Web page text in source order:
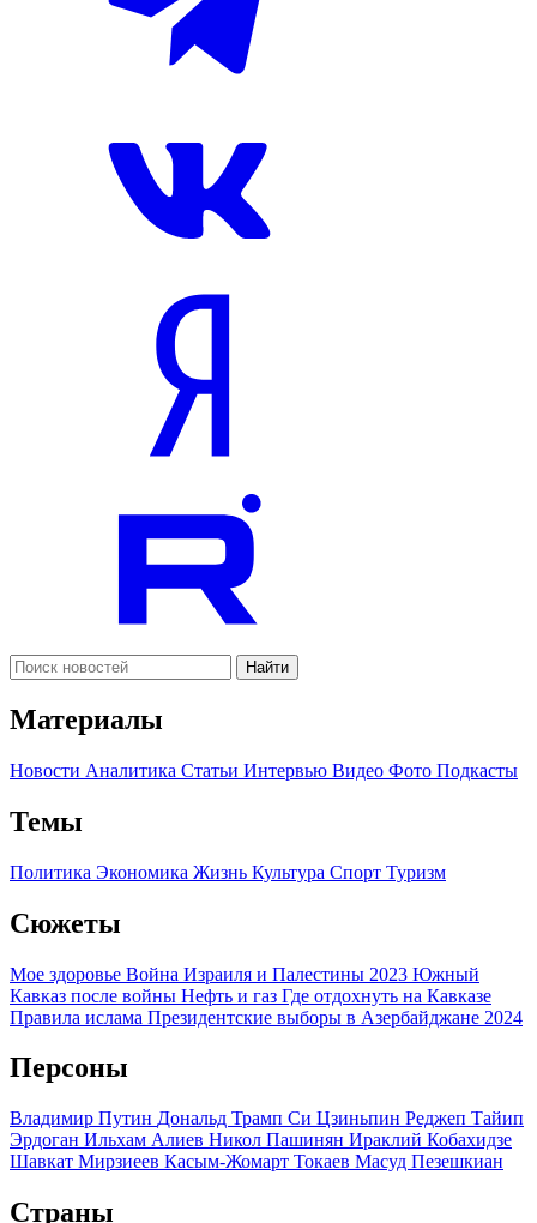
Найти
Материалы
Новости Аналитика Статьи Интервью Видео Фото Подкасты
Темы
Политика Экономика Жизнь Культура Спорт Туризм
Сюжеты
Мое здоровье Война Израиля и Палестины 2023 Южный
Кавказ после войны Нефть и газ Где отдохнуть на Кавказе
Правила ислама Президентские выборы в Азербайджане 2024
Персоны
Владимир Путин Дональд Трамп Си Цзиньпин Реджеп Тайип
Эрдоган Ильхам Алиев Никол Пашинян Ираклий Кобахидзе
Шавкат Мирзиеев Касым-Жомарт Токаев Масуд Пезешкиан
Страны